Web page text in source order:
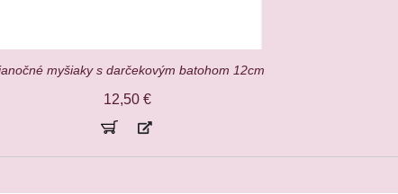
myšiaky s darčekovým batohom 12cm
12,50 €